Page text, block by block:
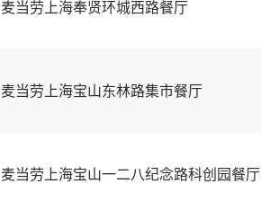
麦当劳上海奉贤环城西路餐厅
麦当劳上海宝山东林路集市餐厅
麦当劳上海宝山一二八纪念路科创园餐厅